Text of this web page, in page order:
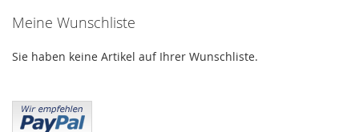
Meine Wunschliste
Sie haben keine Artikel auf Ihrer Wunschliste.